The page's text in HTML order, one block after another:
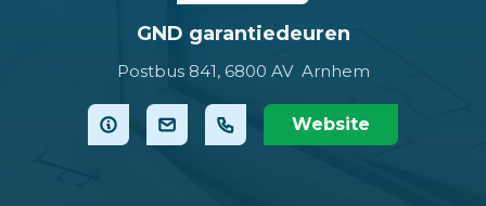
GND garantiedeuren
Postbus 841, 6800 AV Arnhem
Website